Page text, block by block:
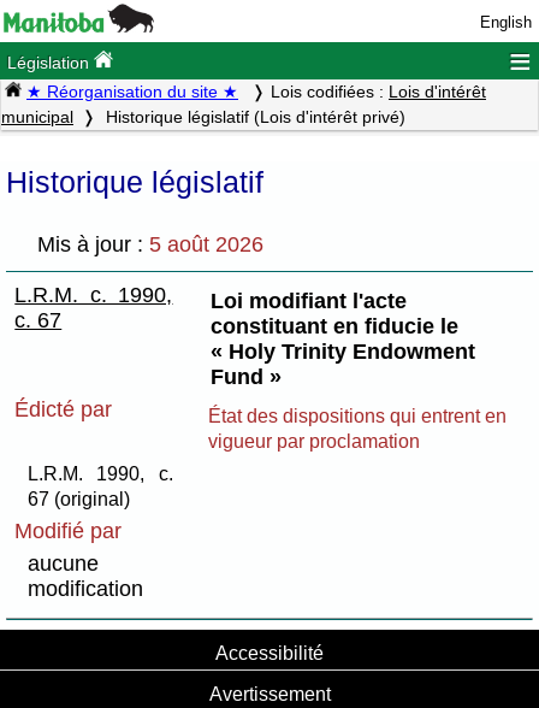
English
Législation ≡
★ Réorganisation du site ★ Lois codifiées : Lois d'intérêt
municipal
Historique législatif (Lois d'intérêt privé)
Historique législatif
Mis à jour : 5 août 2026
L.R.M. c. 1990,
c. 67
Loi modifiant l'acte
constituant en fiducie le
« Holy Trinity Endowment
Fund »
Édicté par
État des dispositions qui entrent en
vigueur par proclamation
L.R.M. 1990, c.
67 (original)
Modifié par
aucune
modification
Accessibilité
Avertissement